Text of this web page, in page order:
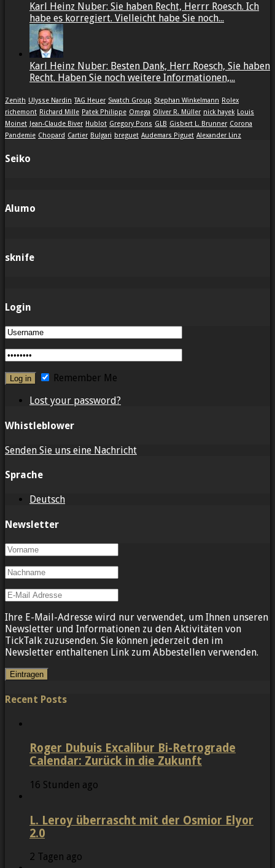
Karl Heinz Nuber: Sie haben Recht, Herrr Roesch. Ich
habe es korregiert. Vielleicht habe Sie noch...
Karl Heinz Nuber: Besten Dank, Herr Roesch, Sie haben
Recht. Haben Sie noch weitere Informationen,...
Zenith Ulysse Nardin TAG Heuer Swatch Group Stephan Winkelmann Rolex
richemont Richard Mille Patek Philippe Omega Oliver R. Müller nick hayek Louis
Moinet
Jean-Claude Biver Hublot Gregory Pons GLB Gisbert L. Brunner Corona
Pandemie Chopard Cartier Bulgari breguet Audemars Piguet Alexander Linz
Seiko
Alumo
sknife
Login
Remember Me
Lost your password?
Whistleblower
Senden Sie uns eine Nachricht
Sprache
Deutsch
Newsletter
Ihre E-Mail-Adresse wird nur verwendet, um Ihnen unseren
Newsletter und Informationen zu den Aktivitäten von
TickTalk zuzusenden. Sie können jederzeit den im
Newsletter enthaltenen Link zum Abbestellen verwenden.
Recent Posts
Roger Dubuis Excalibur Bi-Retrograde
Calendar: Zurück in die Zukunft
16 Stunden ago
L. Leroy überrascht mit der Osmior Elyor
2.0
2 Tagen ago